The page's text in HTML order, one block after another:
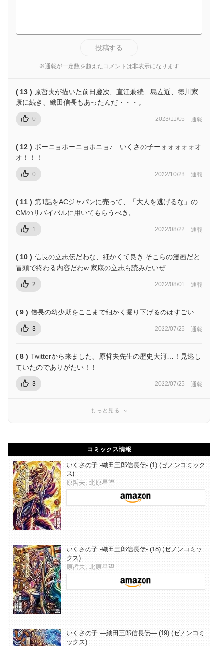
投稿する
※通報が一定数を超えたコメントは非表示になります
( 13 ) 原哲夫が描いた前田慶次、直江兼続、島左近、徳川家
康に続き、織田信長もあったんだ・・・。
0 2023/11/06 通報
( 12 ) ポーニョポーニョポニョ♪ いくさの子ーォォォォォオ
オ！！！
0 2022/10/28 通報
( 11 ) 第1話をACジャパンに売って、「大人を逃げるな」の
CMのリバイバルに用いてもらうべき。
1 2022/08/22 通報
( 10 ) 信長の立志伝だわな、細かくて良き そこらの漫画だと
冒頭で終わる内容だわw 家康の立志も読みたいぜ
2 2022/08/01 通報
( 9 ) 信長の幼少期をここまで細かく掘り下げるのはすごい
3 2022/07/26 通報
( 8 ) Twitterから来ました、原哲夫先生の歴史大河…！見逃し
ていたのでありがたい！！
3 2022/07/25 通報
もっと見る
コミックス情報
いくさの子 ‐織田三郎信長伝‐ (1) (ゼノンコミック
ス)
原哲夫, 北原星望
いくさの子 ‐織田三郎信長伝‐ (18) (ゼノンコミッ
クス)
原哲夫, 北原星望
いくさの子 ―織田三郎信長伝― (19) (ゼノンコミ
ックス)